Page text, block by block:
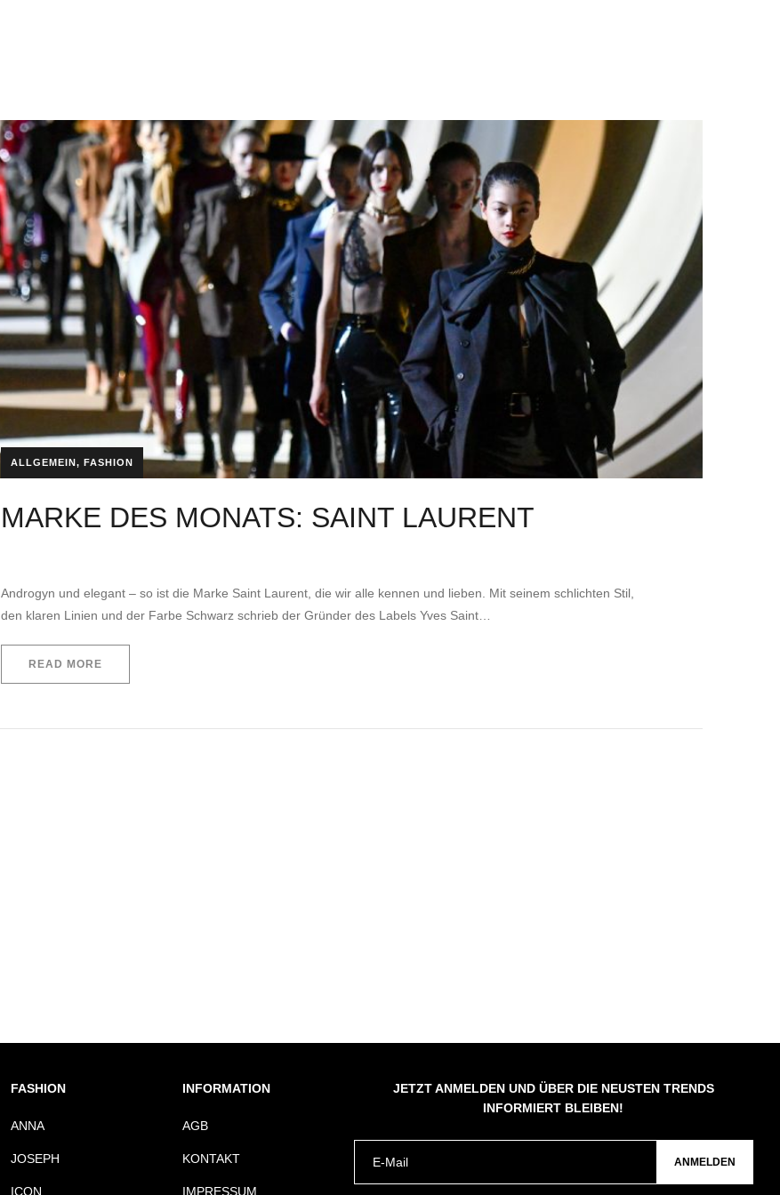
ALLGEMEIN,FASHION
MARKE DES MONATS: SAINT LAURENT
Androgyn und elegant – so ist die Marke Saint Laurent, die wir alle kennen und lieben. Mit seinem schlichten Stil,
den klaren Linien und der Farbe Schwarz schrieb der Gründer des Labels Yves Saint…
READ MORE
FASHION
ANNA
JOSEPH
ICON
INFORMATION
AGB
KONTAKT
IMPRESSUM
JETZT ANMELDEN UND ÜBER DIE NEUSTEN TRENDS
INFORMIERT BLEIBEN!
ANMELDEN